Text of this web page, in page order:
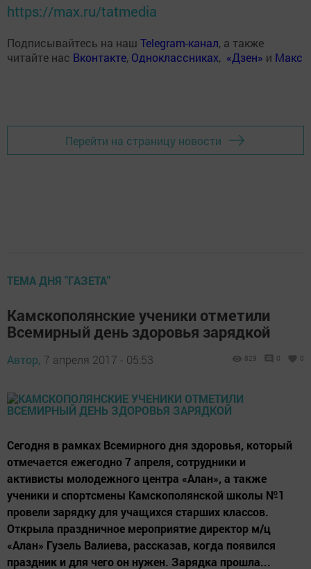
https://max.ru/tatmedia
Подписывайтесь на наш Telegram-канал, а также
читайте нас Вконтакте, Одноклассниках, «Дзен» и Макс
Перейти на страницу новости
ТЕМА ДНЯ "ГАЗЕТА"
Камскополянские ученики отметили
Всемирный день здоровья зарядкой
Автор, 7 апреля 2017 - 05:53 829 0 0
Сегодня в рамках Всемирного дня здоровья, который
отмечается ежегодно 7 апреля, сотрудники и
активисты молодежного центра «Алан», а также
ученики и спортсмены Камскополянской школы №1
провели зарядку для учащихся старших классов.
Открыла праздничное мероприятие директор м/ц
«Алан» Гузель Валиева, рассказав, когда появился
праздник и для чего он нужен. Зарядка прошла...